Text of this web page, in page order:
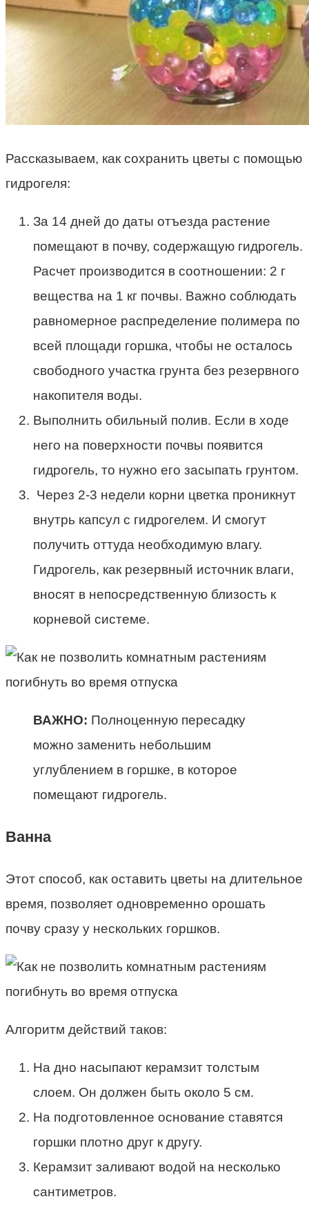
Рассказываем, как сохранить цветы с помощью
гидрогеля:
За 14 дней до даты отъезда растение
помещают в почву, содержащую гидрогель.
Расчет производится в соотношении: 2 г
вещества на 1 кг почвы. Важно соблюдать
равномерное распределение полимера по
всей площади горшка, чтобы не осталось
свободного участка грунта без резервного
накопителя воды.
Выполнить обильный полив. Если в ходе
него на поверхности почвы появится
гидрогель, то нужно его засыпать грунтом.
Через 2-3 недели корни цветка проникнут
внутрь капсул с гидрогелем. И смогут
получить оттуда необходимую влагу.
Гидрогель, как резервный источник влаги,
вносят в непосредственную близость к
корневой системе.
ВАЖНО: Полноценную пересадку
можно заменить небольшим
углублением в горшке, в которое
помещают гидрогель.
Ванна
Этот способ, как оставить цветы на длительное
время, позволяет одновременно орошать
почву сразу у нескольких горшков.
Алгоритм действий таков:
На дно насыпают керамзит толстым
слоем. Он должен быть около 5 см.
На подготовленное основание ставятся
горшки плотно друг к другу.
Керамзит заливают водой на несколько
сантиметров.